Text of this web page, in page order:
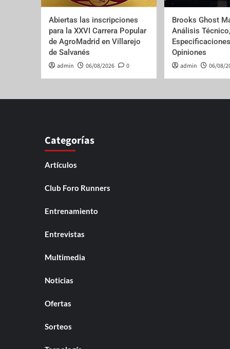
Abiertas las inscripciones
para la XXVI Carrera Popular
de AgroMadrid en Villarejo
de Salvanés
admin 06/08/2026 0
Brooks Ghost
Análisis Técnico,
Opiniones
admin 06/08/
Categorías
Artículos
Club Foro Runners
Entrenamiento
Entrevistas
Multimedia
Noticias
Ofertas
Sorteos